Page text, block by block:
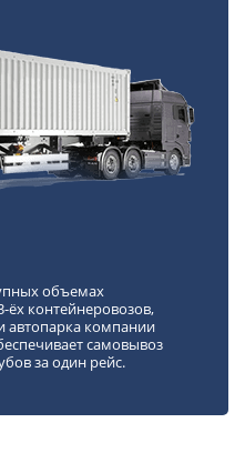
объемах
контейнеровозов,
автопарка компании
самовывоз
за один рейс.